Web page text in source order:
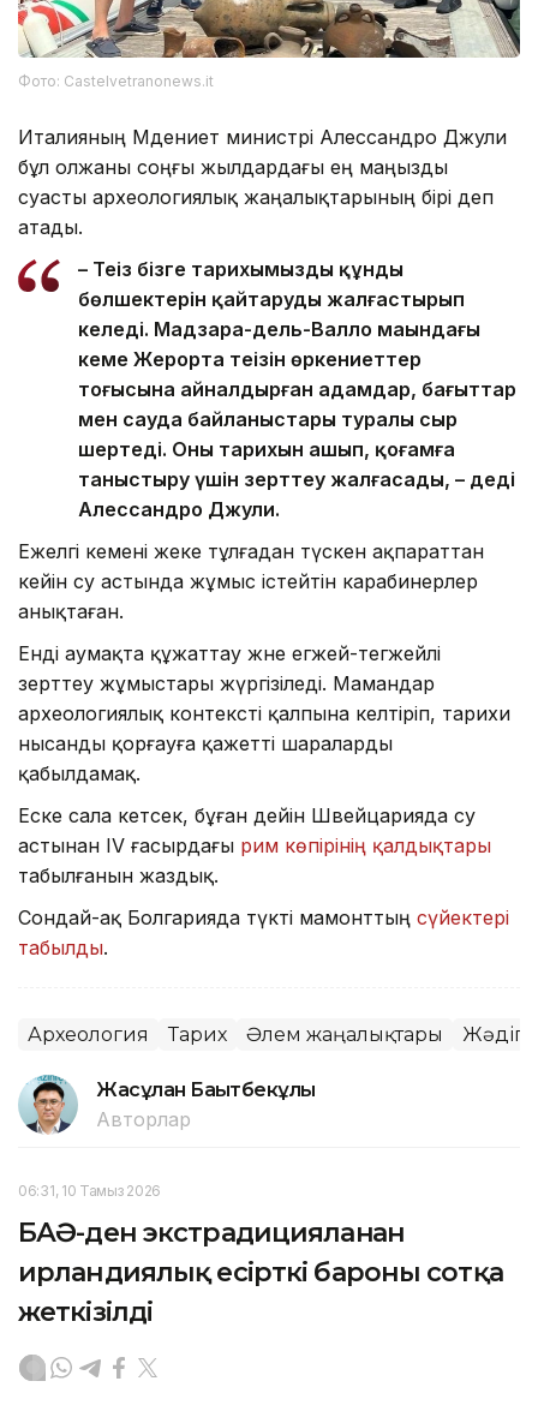
Фото: Castelvetranonews.it
Италияның Мәдениет министрі Алессандро Джули
бұл олжаны соңғы жылдардағы ең маңызды
суасты археологиялық жаңалықтарының бірі деп
атады.
– Теңіз бізге тарихымыздың құнды
бөлшектерін қайтаруды жалғастырып
келеді. Мадзара-дель-Валло маңындағы
кеме Жерорта теңізін өркениеттер
тоғысына айналдырған адамдар, бағыттар
мен сауда байланыстары туралы сыр
шертеді. Оның тарихын ашып, қоғамға
таныстыру үшін зерттеу жалғасады, – деді
Алессандро Джули.
Ежелгі кемені жеке тұлғадан түскен ақпараттан
кейін су астында жұмыс істейтін карабинерлер
анықтаған.
Енді аумақта құжаттау және егжей-тегжейлі
зерттеу жұмыстары жүргізіледі. Мамандар
археологиялық контексті қалпына келтіріп, тарихи
нысанды қорғауға қажетті шараларды
қабылдамақ.
Еске сала кетсек, бұған дейін Швейцарияда су
астынан IV ғасырдағы рим көпірінің қалдықтары
табылғанын жаздық.
Сондай-ақ Болгарияда түкті мамонттың сүйектері
табылды.
Археология Тарих Әлем жаңалықтары
Жасұлан Бақытбекұлы
Авторлар
06:31, 10 Тамыз 2026
БАӘ-ден экстрадицияланған
ирландиялық есірткі бароны сотқа
жеткізілді